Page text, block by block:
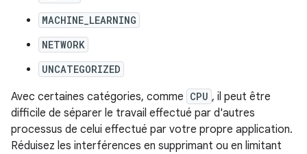
MACHINE_LEARNING
NETWORK
UNCATEGORIZED
Avec certaines catégories, comme CPU , il peut être
difficile de séparer le travail effectué par d'autres
processus de celui effectué par votre propre application.
Réduisez les interférences en supprimant ou en limitant